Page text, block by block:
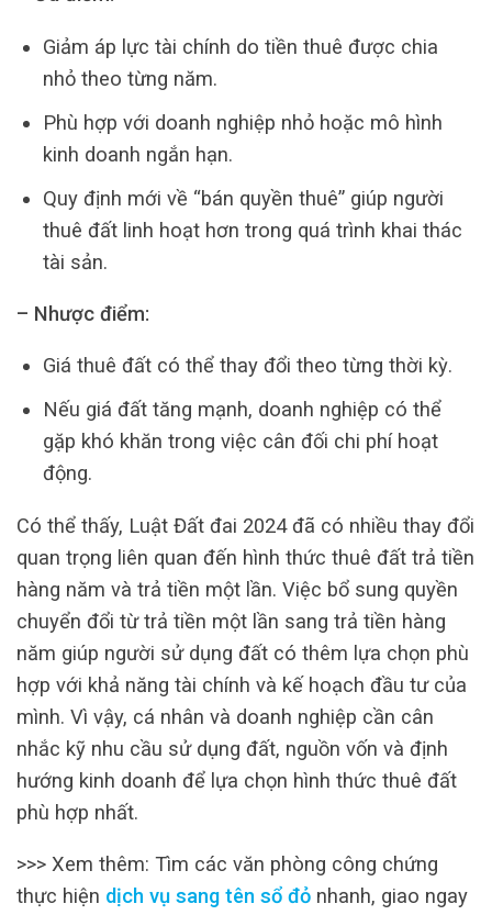
Giảm áp lực tài chính do tiền thuê được chia
nhỏ theo từng năm.
Phù hợp với doanh nghiệp nhỏ hoặc mô hình
kinh doanh ngắn hạn.
Quy định mới về “bán quyền thuê” giúp người
thuê đất linh hoạt hơn trong quá trình khai thác
tài sản.
– Nhược điểm:
Giá thuê đất có thể thay đổi theo từng thời kỳ.
Nếu giá đất tăng mạnh, doanh nghiệp có thể
gặp khó khăn trong việc cân đối chi phí hoạt
động.
Có thể thấy, Luật Đất đai 2024 đã có nhiều thay đổi
quan trọng liên quan đến hình thức thuê đất trả tiền
hàng năm và trả tiền một lần. Việc bổ sung quyền
chuyển đổi từ trả tiền một lần sang trả tiền hàng
năm giúp người sử dụng đất có thêm lựa chọn phù
hợp với khả năng tài chính và kế hoạch đầu tư của
mình. Vì vậy, cá nhân và doanh nghiệp cần cân
nhắc kỹ nhu cầu sử dụng đất, nguồn vốn và định
hướng kinh doanh để lựa chọn hình thức thuê đất
phù hợp nhất.
>>> Xem thêm: Tìm các văn phòng công chứng
thực hiện dịch vụ sang tên sổ đỏ nhanh, giao ngay